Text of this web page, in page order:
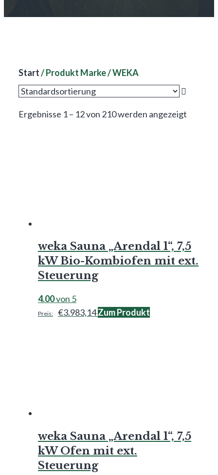
Start/ Produkt Marke / WEKA
Ergebnisse 1 – 12 von 210 werden angezeigt
weka Sauna „Arendal 1“, 7,5
kW Bio-Kombiofen mit ext.
Steuerung
4.00von 5
€3.983,14Zum Produkt
weka Sauna „Arendal 1“, 7,5
kW Ofen mit ext.
Steuerung